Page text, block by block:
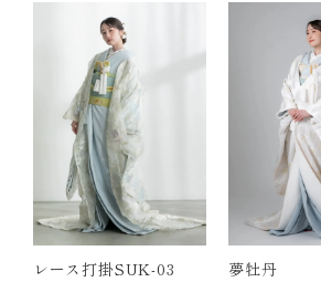
レース打掛SUK-03 夢牡丹